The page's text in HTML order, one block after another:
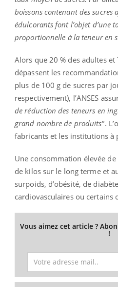
boissons contenant des sucres
édulcorants font l’objet d’une
proportionnelle à la teneur en
Alors que 20 % des adultes et
dépassent les
plus de 100 g de sucres par
respectivement), l’ANSES
de réduction des teneurs en
grand nombre de produits".
fabricants et les institutions à
Une consommation élevée
de kilos sur le long terme et
surpoids, d’obésité, de
cardiovasculaires ou certains
Vous aimez cet article ?
!